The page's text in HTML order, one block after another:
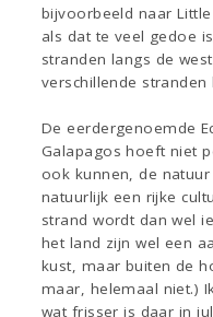
bijvoorbeeld naar
als dat te veel gedoe
stranden langs de
verschillende stranden
De eerdergenoemde
Galapagos hoeft niet
ook kunnen, de
natuurlijk een rijke
strand wordt dan wel
het land zijn wel een
kust, maar buiten de
maar, helemaal niet.)
wat frisser is daar in